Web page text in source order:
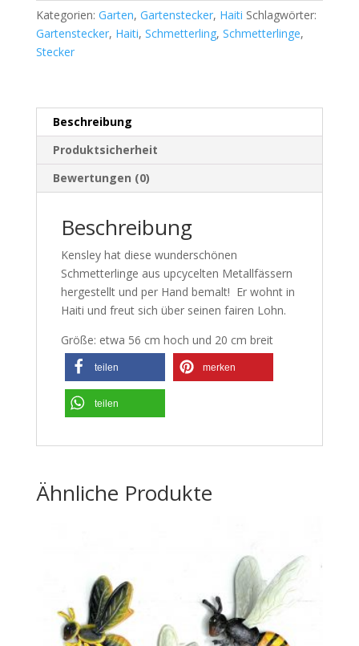
Kategorien: Garten, Gartenstecker, Haiti Schlagwörter:
Gartenstecker, Haiti, Schmetterling, Schmetterlinge,
Stecker
Beschreibung
Produktsicherheit
Bewertungen (0)
Beschreibung
Kensley hat diese wunderschönen
Schmetterlinge aus upcycelten Metallfässern
hergestellt und per Hand bemalt! Er wohnt in
Haiti und freut sich über seinen fairen Lohn.
Größe: etwa 56 cm hoch und 20 cm breit
teilen merken
teilen
Ähnliche Produkte